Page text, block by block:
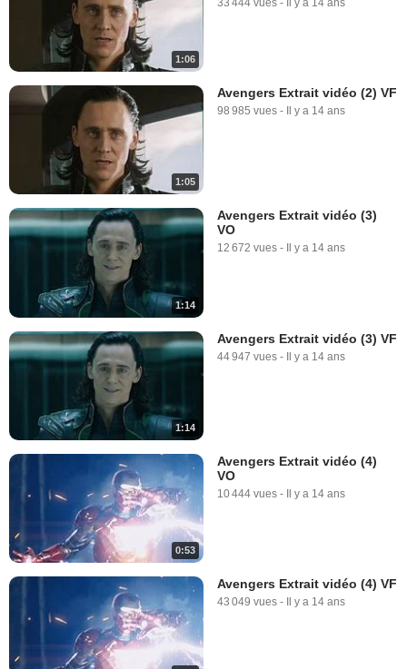
1:06
1:05
Avengers Extrait vidéo (2) VF
98 985 vues - Il y a 14 ans
1:14
Avengers Extrait vidéo (3)
VO
12 672 vues - Il y a 14 ans
1:14
Avengers Extrait vidéo (3) VF
44 947 vues - Il y a 14 ans
0:53
Avengers Extrait vidéo (4)
VO
10 444 vues - Il y a 14 ans
Avengers Extrait vidéo (4) VF
43 049 vues - Il y a 14 ans